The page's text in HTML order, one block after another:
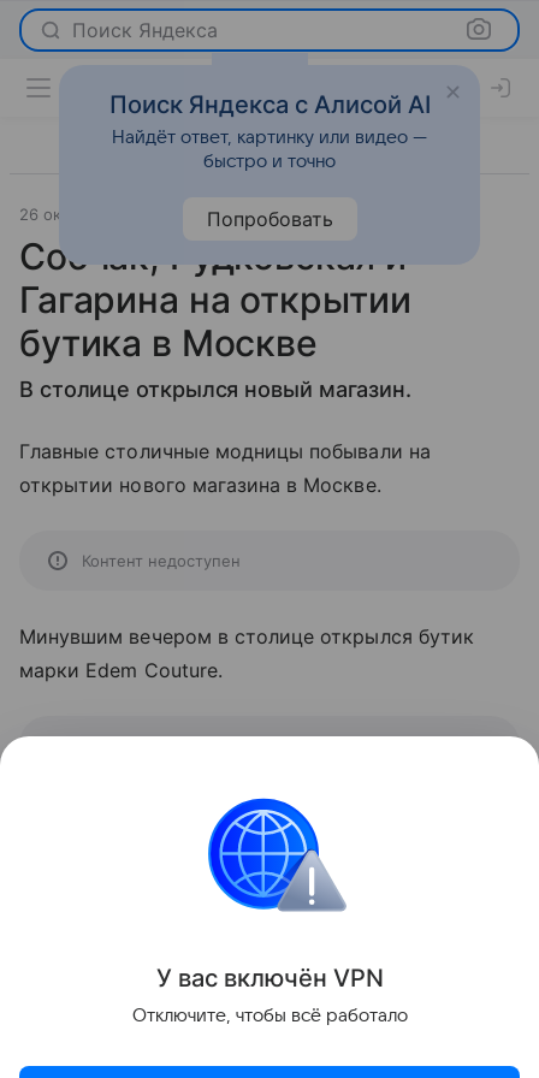
Поиск Яндекса
26 октября 2016 Светская жизнь
Собчак, Рудковская и
Гагарина на открытии
бутика в Москве
В столице открылся новый магазин.
Главные столичные модницы побывали на
открытии нового магазина в Москве.
Контент недоступен
Минувшим вечером в столице открылся бутик
марки Edem Couture.
Гостьями запуска стали Ксения Собчак, Яна
Рудковская, Полина Гагарина, Светлана
Бондарчук, которые поделились в Instagram
У вас включён VPN
Отключите, чтобы всё работало
Поиск Яндекса с Алисой AI
Найдёт ответ, картинку или видео —
быстро и точно
Попробовать